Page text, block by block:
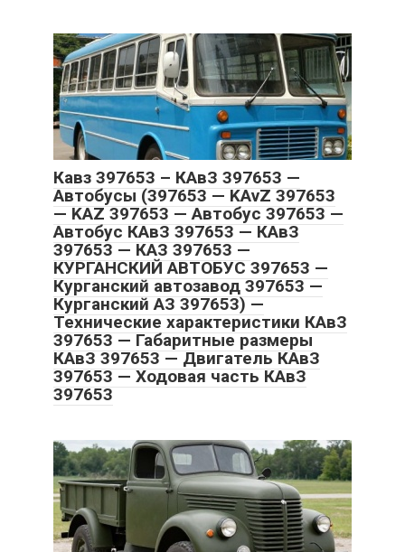
Кавз 397653 – КАвЗ 397653 —
Автобусы (397653 — KAvZ 397653
— KAZ 397653 — Автобус 397653 —
Автобус КАвЗ 397653 — КАвЗ
397653 — КАЗ 397653 —
КУРГАНСКИЙ АВТОБУС 397653 —
Курганский автозавод 397653 —
Курганский АЗ 397653) —
Технические характеристики КАвЗ
397653 — Габаритные размеры
КАвЗ 397653 — Двигатель КАвЗ
397653 — Ходовая часть КАвЗ
397653